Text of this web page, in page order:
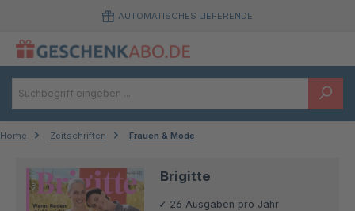
Zum Hauptinhalt springenAUTOMATISCHES LIEFERENDE
Home Zeitschriften Frauen & Mode
Brigitte
26 Ausgaben pro Jahr